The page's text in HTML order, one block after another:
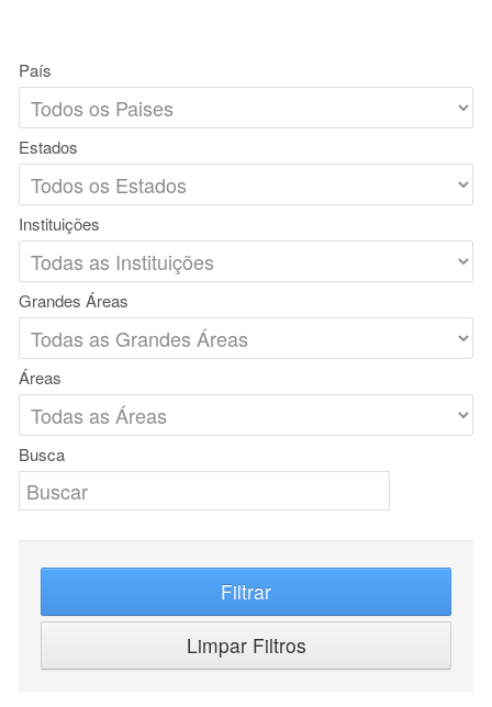
País
Estados
Instituições
Grandes Áreas
Áreas
Busca
Filtrar
Limpar Filtros